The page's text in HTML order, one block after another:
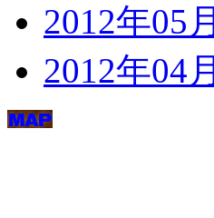
2012年05月
2012年04月